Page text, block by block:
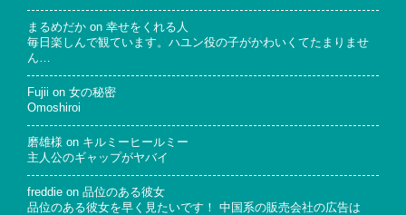
まるめだか on 幸せをくれる人
毎日楽しんで観ています。ハユン役の子がかわいくてたまりませ
ん…
Fujii on 女の秘密
Omoshiroi
磨雄様 on キルミーヒールミー
主人公のギャップがヤバイ
freddie on 品位のある彼女
品位のある彼女を早く見たいです！ 中国系の販売会社の広告は